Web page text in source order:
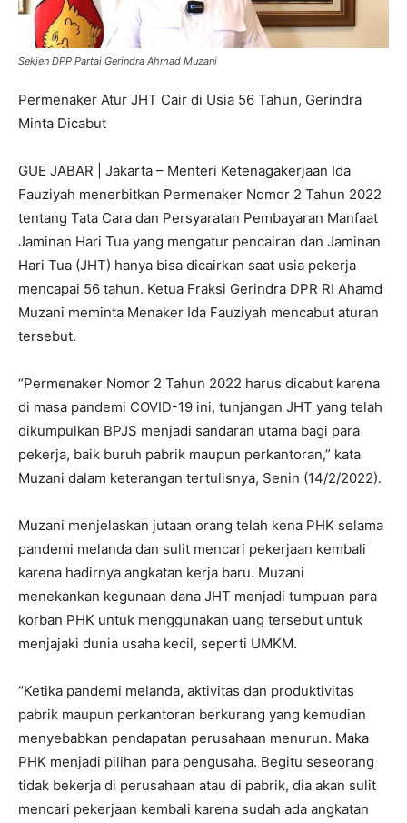
Sekjen DPP Partai Gerindra Ahmad Muzani
Permenaker Atur JHT Cair di Usia 56 Tahun, Gerindra
Minta Dicabut
GUE JABAR | Jakarta – Menteri Ketenagakerjaan Ida
Fauziyah menerbitkan Permenaker Nomor 2 Tahun 2022
tentang Tata Cara dan Persyaratan Pembayaran Manfaat
Jaminan Hari Tua yang mengatur pencairan dan Jaminan
Hari Tua (JHT) hanya bisa dicairkan saat usia pekerja
mencapai 56 tahun. Ketua Fraksi Gerindra DPR RI Ahamd
Muzani meminta Menaker Ida Fauziyah mencabut aturan
tersebut.
“Permenaker Nomor 2 Tahun 2022 harus dicabut karena
di masa pandemi COVID-19 ini, tunjangan JHT yang telah
dikumpulkan BPJS menjadi sandaran utama bagi para
pekerja, baik buruh pabrik maupun perkantoran,” kata
Muzani dalam keterangan tertulisnya, Senin (14/2/2022).
Muzani menjelaskan jutaan orang telah kena PHK selama
pandemi melanda dan sulit mencari pekerjaan kembali
karena hadirnya angkatan kerja baru. Muzani
menekankan kegunaan dana JHT menjadi tumpuan para
korban PHK untuk menggunakan uang tersebut untuk
menjajaki dunia usaha kecil, seperti UMKM.
“Ketika pandemi melanda, aktivitas dan produktivitas
pabrik maupun perkantoran berkurang yang kemudian
menyebabkan pendapatan perusahaan menurun. Maka
PHK menjadi pilihan para pengusaha. Begitu seseorang
tidak bekerja di perusahaan atau di pabrik, dia akan sulit
mencari pekerjaan kembali karena sudah ada angkatan